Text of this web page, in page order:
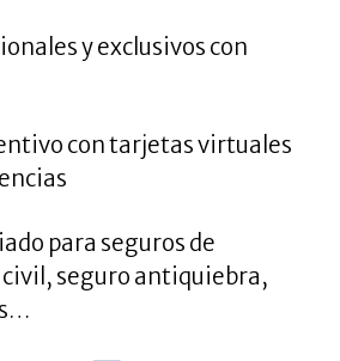
y exclusivos con
con tarjetas virtuales
para seguros de
seguro antiquiebra,